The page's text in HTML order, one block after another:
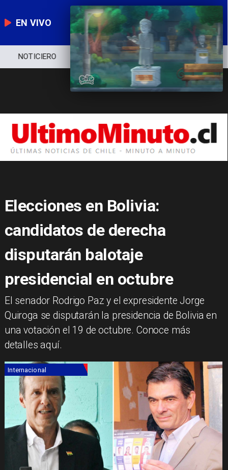
EN VIVO
NOTICIERO POLÍTICA ECONOMÍA
Elecciones en Bolivia:
candidatos de derecha
disputarán balotaje
presidencial en octubre
El senador Rodrigo Paz y el expresidente Jorge
Quiroga se disputarán la presidencia de Bolivia en
una votación el 19 de octubre. Conoce más
detalles aquí.
Internacional